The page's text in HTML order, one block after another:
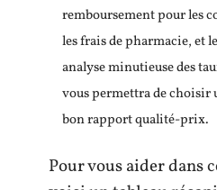
remboursement pour les
les frais de pharmacie, et
analyse minutieuse des
vous permettra de choisir
bon rapport qualité-prix.
Pour vous aider dans